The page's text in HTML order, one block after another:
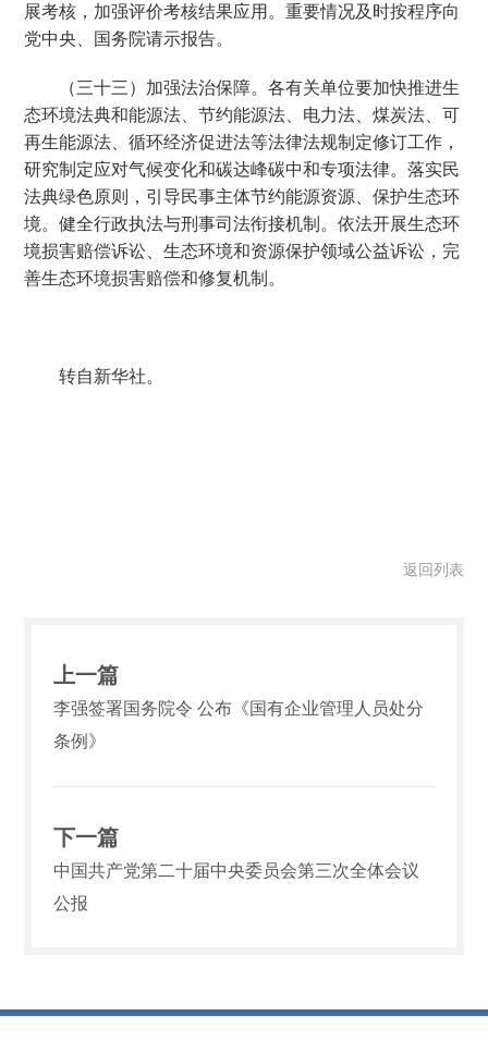
展考核，加强评价考核结果应用。重要情况及时按程序向
党中央、国务院请示报告。
（三十三）加强法治保障。各有关单位要加快推进生
态环境法典和能源法、节约能源法、电力法、煤炭法、可
再生能源法、循环经济促进法等法律法规制定修订工作，
研究制定应对气候变化和碳达峰碳中和专项法律。落实民
法典绿色原则，引导民事主体节约能源资源、保护生态环
境。健全行政执法与刑事司法衔接机制。依法开展生态环
境损害赔偿诉讼、生态环境和资源保护领域公益诉讼，完
善生态环境损害赔偿和修复机制。
转自新华社。
返回列表
上一篇
李强签署国务院令 公布《国有企业管理人员处分
条例》
下一篇
中国共产党第二十届中央委员会第三次全体会议
公报